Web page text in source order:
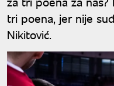
tri poena, jer nije
Nikitović.